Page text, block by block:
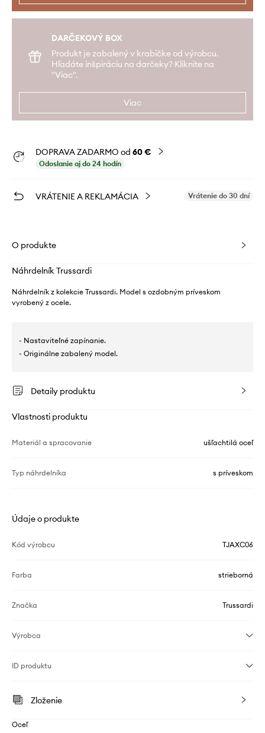
DARČEKOVÝ BOX
Produkt je zabalený v krabičke od výrobcu.
Hľadáte inšpiráciu na darčeky? Kliknite na
"Viac".
Viac
DOPRAVA ZADARMO od 60 €
Odoslanie aj do 24 hodín
VRÁTENIE A REKLAMÁCIA Vrátenie do 30 dní
O produkte
Náhrdelník Trussardi
Náhrdelník z kolekcie Trussardi. Model s ozdobným príveskom
vyrobený z ocele.
- Nastaviteľné zapínanie.
- Originálne zabalený model.
Detaily produktu
Vlastnosti produktu
Materiál a spracovanie ušľachtilá oceľ
Typ náhrdelníka s príveskom
Údaje o produkte
Kód výrobcu TJAXC06
Farba strieborná
Značka Trussardi
Výrobca
ID produktu
Zloženie
Oceľ